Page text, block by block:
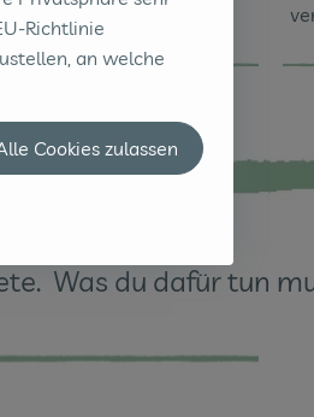
gemacht werden.
Was du dafür tun
Richtlinie
an welche
Cookies zulassen